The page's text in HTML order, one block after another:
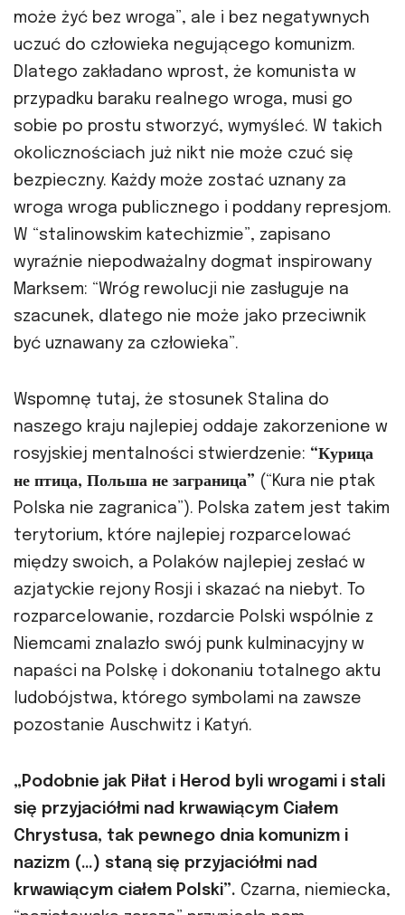
może żyć bez wroga”, ale i bez negatywnych
uczuć do człowieka negującego komunizm.
Dlatego zakładano wprost, że komunista w
przypadku baraku realnego wroga, musi go
sobie po prostu stworzyć, wymyśleć. W takich
okolicznościach już nikt nie może czuć się
bezpieczny. Każdy może zostać uznany za
wroga wroga publicznego i poddany represjom.
W “stalinowskim katechizmie”, zapisano
wyraźnie niepodważalny dogmat inspirowany
Marksem: “Wróg rewolucji nie zasługuje na
szacunek, dlatego nie może jako przeciwnik
być uznawany za człowieka”.
Wspomnę tutaj, że stosunek Stalina do
naszego kraju najlepiej oddaje zakorzenione w
rosyjskiej mentalności stwierdzenie: “Курица
не птица, Польша не заграница” (“Kura nie ptak
Polska nie zagranica”). Polska zatem jest takim
terytorium, które najlepiej rozparcelować
między swoich, a Polaków najlepiej zesłać w
azjatyckie rejony Rosji i skazać na niebyt. To
rozparcelowanie, rozdarcie Polski wspólnie z
Niemcami znalazło swój punk kulminacyjny w
napaści na Polskę i dokonaniu totalnego aktu
ludobójstwa, którego symbolami na zawsze
pozostanie Auschwitz i Katyń.
„Podobnie jak Piłat i Herod byli wrogami i stali
się przyjaciółmi nad krwawiącym Ciałem
Chrystusa, tak pewnego dnia komunizm i
nazizm (…) staną się przyjaciółmi nad
krwawiącym ciałem Polski”. Czarna, niemiecka,